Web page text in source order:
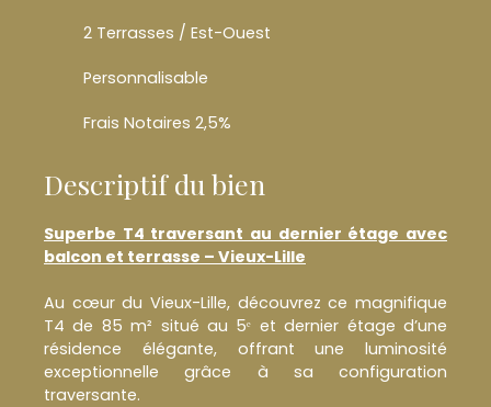
2 Terrasses / Est-Ouest
Personnalisable
Frais Notaires 2,5%
Descriptif du bien
Superbe T4 traversant au dernier étage avec
balcon et terrasse – Vieux-Lille
Au cœur du Vieux-Lille, découvrez ce magnifique
T4 de 85 m² situé au 5ᵉ et dernier étage d’une
résidence élégante, offrant une luminosité
exceptionnelle grâce à sa configuration
traversante.